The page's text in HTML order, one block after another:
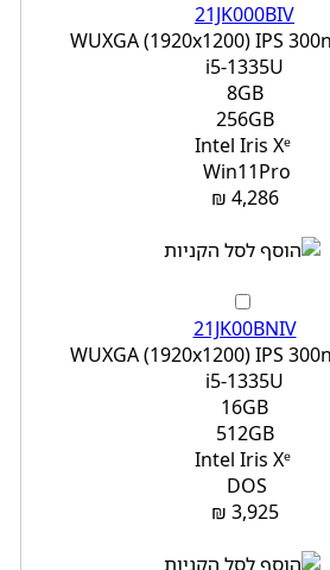
21JK000BIV
i5-1335U
8GB
256GB
Intel Iris Xᵉ
Win11Pro
4,286 ₪
21JK00BNIV
i5-1335U
16GB
512GB
Intel Iris Xᵉ
DOS
3,925 ₪